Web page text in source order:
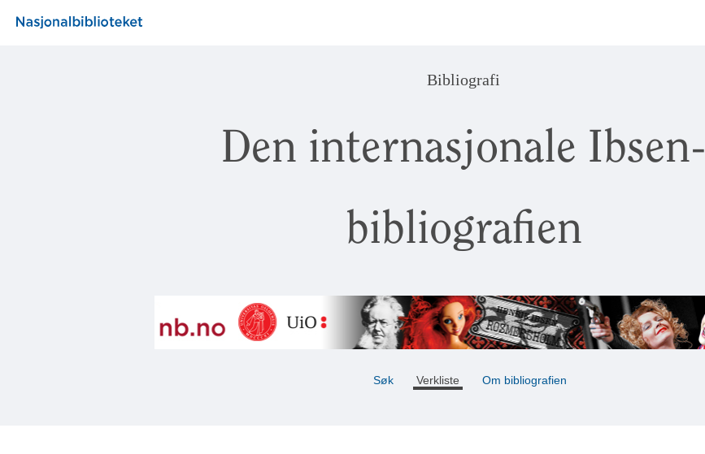
Bibliografi
Den internasjonale Ibsen-
bibliografien
Søk Verkliste Om bibliografien